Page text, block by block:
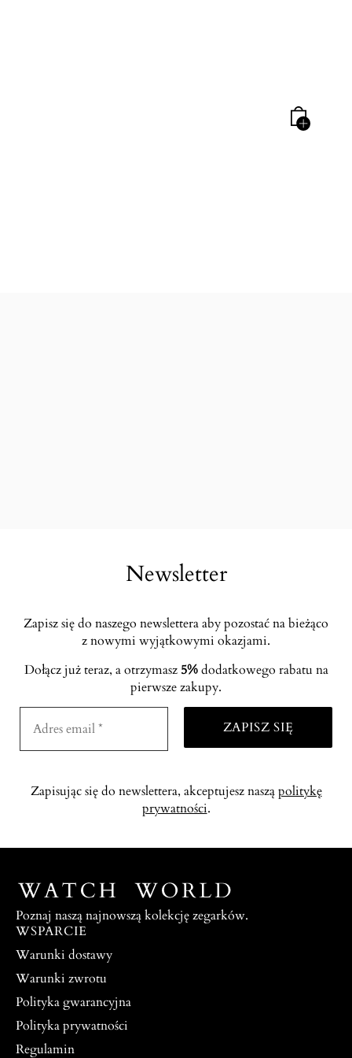
Newsletter
Zapisz się do naszego newslettera aby pozostać na bieżąco
z nowymi wyjątkowymi okazjami.
Dołącz już teraz, a otrzymasz 5%dodatkowego rabatu na
pierwsze zakupy.
Zapisując się do newslettera, akceptujesz nasząpolitykę
prywatności.
Poznaj naszą najnowszą kolekcję zegarków.
WSPARCIE
Warunki dostawy
Warunki zwrotu
Polityka gwarancyjna
Polityka prywatności
Regulamin